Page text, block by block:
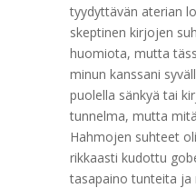
tyydyttävän aterian
skeptinen kirjojen
huomiota, mutta
minun kanssani
puolella sänkyä tai
tunnelma, mutta
Hahmojen suhteet
rikkaasti kudottu
tasapaino tunteita